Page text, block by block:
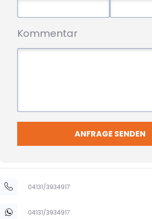
Kommentar
ANFRAGE SENDEN
04131/3934917
04131/3934917